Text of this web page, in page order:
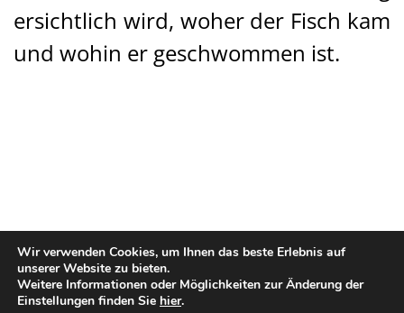
ersichtlich wird, woher der Fisch kam
und wohin er geschwommen ist.
Wir verwenden Cookies, um Ihnen das beste Erlebnis auf
unserer Website zu bieten.
Weitere Informationen oder Möglichkeiten zur Änderung der
Einstellungen finden Sie hier.